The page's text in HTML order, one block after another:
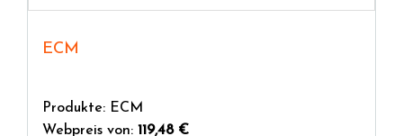
ECM
Produkte: ECM
Webpreis von: 119,48 €